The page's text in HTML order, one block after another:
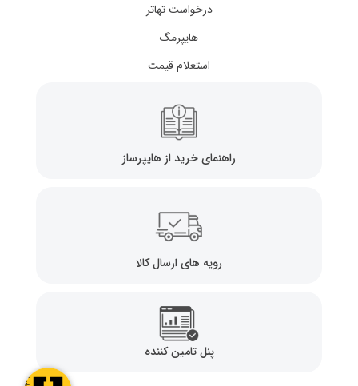
درخواست تهاتر
هایپرمگ
استعلام قیمت
راهنمای خرید از هایپرساز
رویه های ارسال کالا
پنل تامین کننده